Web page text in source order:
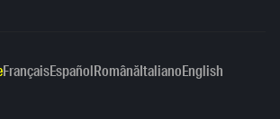
FrançaisEspañolRomânăItalianoEnglish